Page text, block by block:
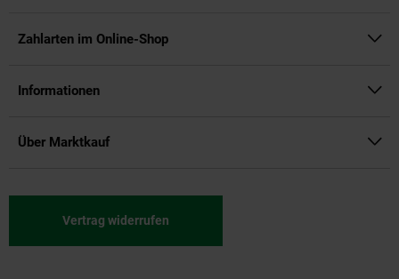
Zahlarten im Online-Shop
Informationen
Über Marktkauf
Vertrag widerrufen